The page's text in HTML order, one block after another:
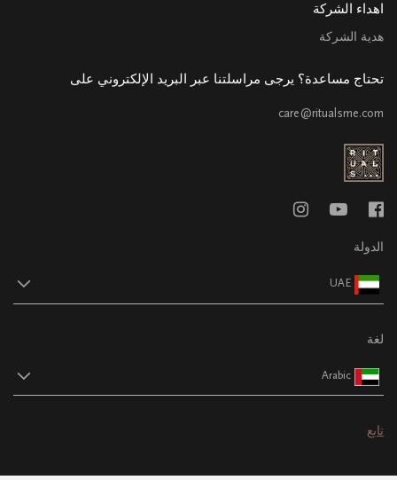
اهداء الشركة
هدية الشركة
تحتاج مساعدة؟ يرجى مراسلتنا عبر البريد الإلكتروني على
care@ritualsme.com
الدولة
UAE
لغة
Arabic
تابع